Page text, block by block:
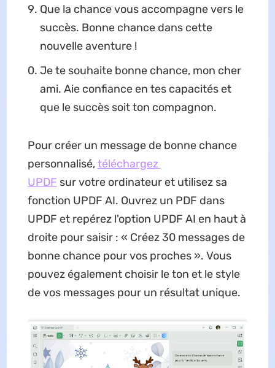
Que la chance vous accompagne vers le
succès. Bonne chance dans cette
nouvelle aventure !
Je te souhaite bonne chance, mon cher
ami. Aie confiance en tes capacités et
que le succès soit ton compagnon.
Pour créer un message de bonne chance
personnalisé,téléchargez
UPDF sur votre ordinateur et utilisez sa
fonction UPDF AI. Ouvrez un PDF dans
UPDF et repérez l'option UPDF AI en haut à
droite pour saisir : « Créez 30 messages de
bonne chance pour vos proches ». Vous
pouvez également choisir le ton et le style
de vos messages pour un résultat unique.